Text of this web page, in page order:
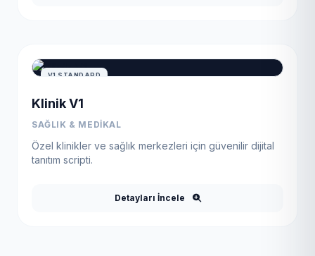
V1 STANDARD
Klinik V1
SAĞLIK & MEDIKAL
Özel klinikler ve sağlık merkezleri için güvenilir dijital
tanıtım scripti.
Detayları İncele